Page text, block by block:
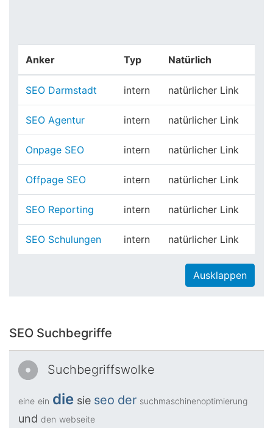
Anker Typ Natürlich
SEO Darmstadt intern natürlicher Link
SEO Agentur intern natürlicher Link
Onpage SEO intern natürlicher Link
Offpage SEO intern natürlicher Link
SEO Reporting intern natürlicher Link
SEO Schulungen intern natürlicher Link
Ausklappen
SEO Suchbegriffe
Suchbegriffswolke
eine ein die sie seo der suchmaschinenoptimierung
und den webseite